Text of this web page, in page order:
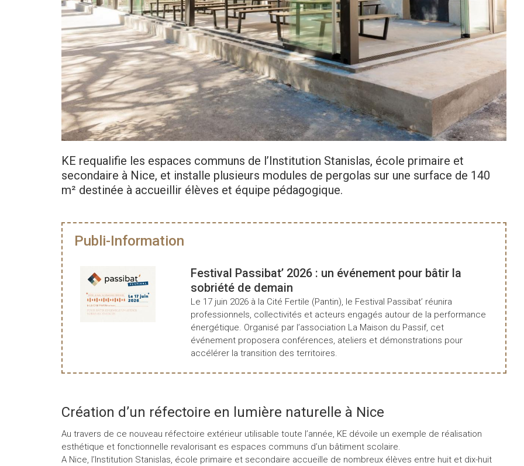
KE requalifie les espaces communs de l’Institution Stanislas, école primaire et
secondaire à Nice, et installe plusieurs modules de pergolas sur une surface de 140
m² destinée à accueillir élèves et équipe pédagogique.
Publi-Information
Festival Passibat’ 2026 : un événement pour bâtir la
sobriété de demain
Le 17 juin 2026 à la Cité Fertile (Pantin), le Festival Passibat’ réunira
professionnels, collectivités et acteurs engagés autour de la performance
énergétique. Organisé par l’association La Maison du Passif, cet
événement proposera conférences, ateliers et démonstrations pour
accélérer la transition des territoires.
Création d’un réfectoire en lumière naturelle à Nice
Au travers de ce nouveau réfectoire extérieur utilisable toute l’année, KE dévoile un exemple de réalisation
esthétique et fonctionnelle revalorisant es espaces communs d’un bâtiment scolaire.
A Nice, l’Institution Stanislas, école primaire et secondaire accueille de nombreux élèves entre huit et dix-huit